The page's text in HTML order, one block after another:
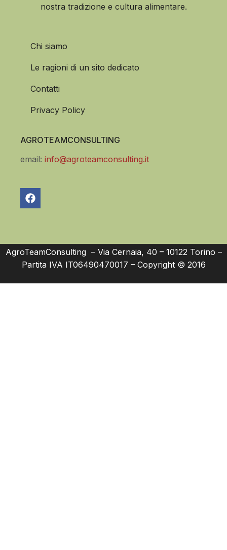
nostra tradizione e cultura alimentare.
Chi siamo
Le ragioni di un sito dedicato
Contatti
Privacy Policy
AGROTEAMCONSULTING
email: info@agroteamconsulting.it
AgroTeamConsulting – Via Cernaia, 40 – 10122 Torino –
Partita IVA IT06490470017 – Copyright © 2016